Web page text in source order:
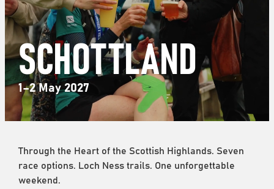
SCHOTTLAND
1–2 May 2027
Through the Heart of the Scottish Highlands. Seven
race options. Loch Ness trails. One unforgettable
weekend.